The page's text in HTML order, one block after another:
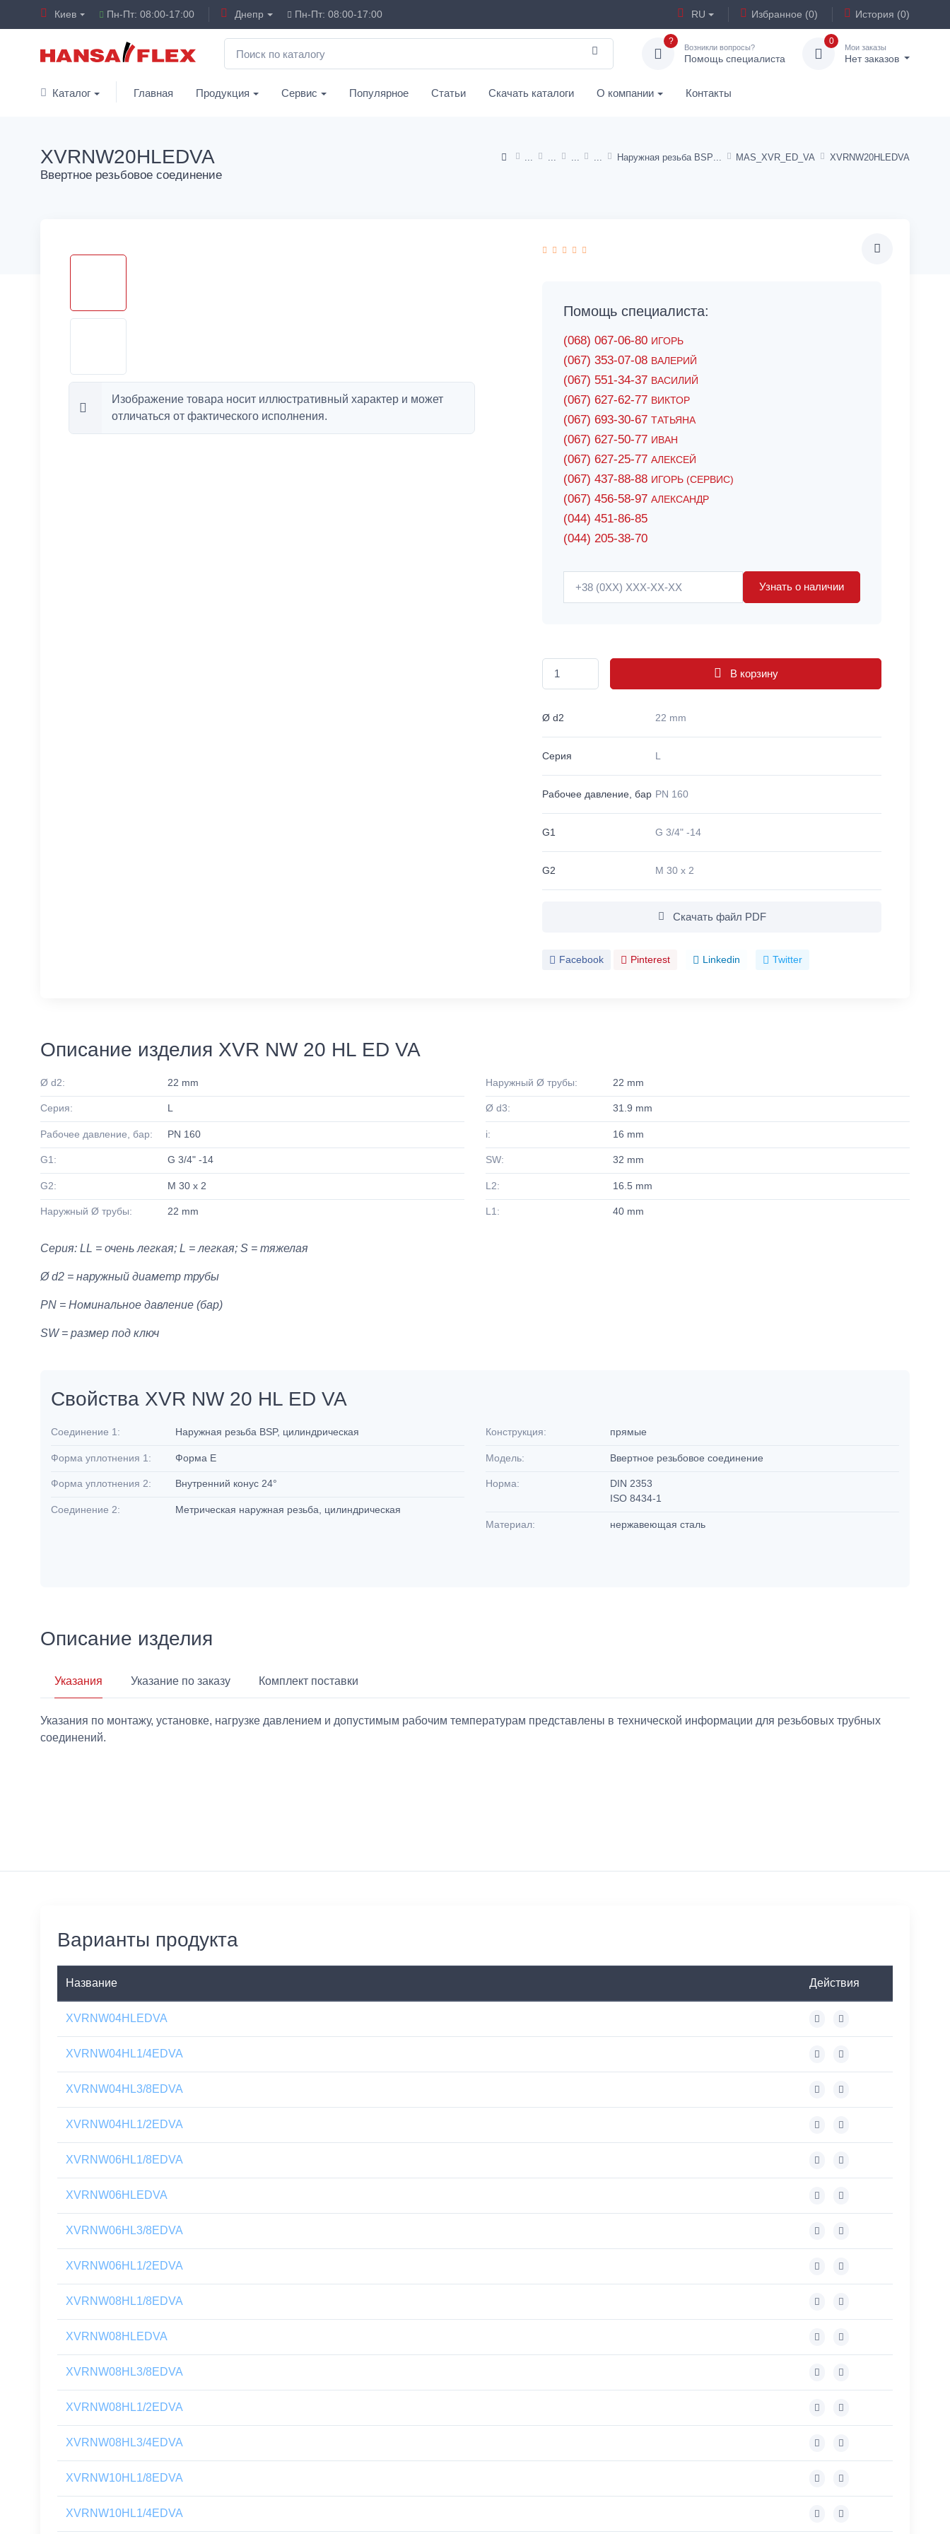
Киев Пн-Пт: 08:00-17:00 Днепр Пн-Пт: 08:00-17:00 RU Избранное (0) История (0)
?
Возникли вопросы?
Помощь специалиста
0
Мои заказы
Нет заказов
Каталог Главная Продукция Сервис Популярное Статьи Скачать каталоги О компании Контакты
Наружная резьба BSP MAS_XVR_ED_VA XVRNW20HLEDVA
XVRNW20HLEDVA
Ввертное резьбовое соединение
Изображение товара носит иллюстративный характер и может
отличаться от фактического исполнения.
Помощь специалиста:
(068) 067-06-80 ИГОРЬ
(067) 353-07-08 ВАЛЕРИЙ
(067) 551-34-37 ВАСИЛИЙ
(067) 627-62-77 ВИКТОР
(067) 693-30-67 ТАТЬЯНА
(067) 627-50-77 ИВАН
(067) 627-25-77 АЛЕКСЕЙ
(067) 437-88-88 ИГОРЬ (СЕРВИС)
(067) 456-58-97 АЛЕКСАНДР
(044) 451-86-85
(044) 205-38-70
Узнать о наличии
В корзину
Ø d2 22 mm
Серия L
Рабочее давление, бар PN 160
G1 G 3/4" -14
G2 M 30 x 2
Скачать файл PDF
Facebook Pinterest Linkedin Twitter
Описание изделия XVR NW 20 HL ED VA
Ø d2: 22 mm
Серия: L
Рабочее давление, бар: PN 160
G1: G 3/4" -14
G2: M 30 x 2
Наружный Ø трубы: 22 mm
Наружный Ø трубы: 22 mm
Ø d3: 31.9 mm
i: 16 mm
SW: 32 mm
L2: 16.5 mm
L1: 40 mm
Серия: LL = очень легкая; L = легкая; S = тяжелая
Ø d2 = наружный диаметр трубы
PN = Номинальное давление (бар)
SW = размер под ключ
Свойства XVR NW 20 HL ED VA
Соединение 1: Наружная резьба BSP, цилиндрическая
Форма уплотнения 1: Форма E
Форма уплотнения 2: Внутренний конус 24°
Соединение 2: Метрическая наружная резьба, цилиндрическая
Конструкция: прямые
Модель: Ввертное резьбовое соединение
Норма:
DIN 2353
ISO 8434-1
Материал: нержавеющая сталь
Описание изделия
Указания Указание по заказу Комплект поставки
Указания по монтажу, установке, нагрузке давлением и допустимым рабочим температурам представлены в технической информации для резьбовых трубных
соединений.
Варианты продукта
Название Действия
XVRNW04HLEDVA
XVRNW04HL1/4EDVA
XVRNW04HL3/8EDVA
XVRNW04HL1/2EDVA
XVRNW06HL1/8EDVA
XVRNW06HLEDVA
XVRNW06HL3/8EDVA
XVRNW06HL1/2EDVA
XVRNW08HL1/8EDVA
XVRNW08HLEDVA
XVRNW08HL3/8EDVA
XVRNW08HL1/2EDVA
XVRNW08HL3/4EDVA
XVRNW10HL1/8EDVA
XVRNW10HL1/4EDVA